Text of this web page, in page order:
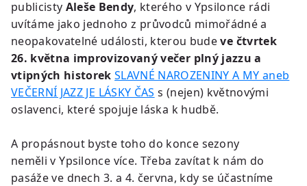
publicisty Aleše Bendy, kterého v Ypsilonce rádi
uvítáme jako jednoho z průvodců mimořádné a
neopakovatelné události, kterou budeve čtvrtek
26. května improvizovaný večer plný jazzu a
vtipných historek SLAVNÉ NAROZENINY A MY aneb
VEČERNÍ JAZZ JE LÁSKY ČAS s (nejen) květnovými
oslavenci, které spojuje láska k hudbě.
A propásnout byste toho do konce sezony
neměli v Ypsilonce více. Třeba zavítat k nám do
pasáže ve dnech 3. a 4. června, kdy se účastníme